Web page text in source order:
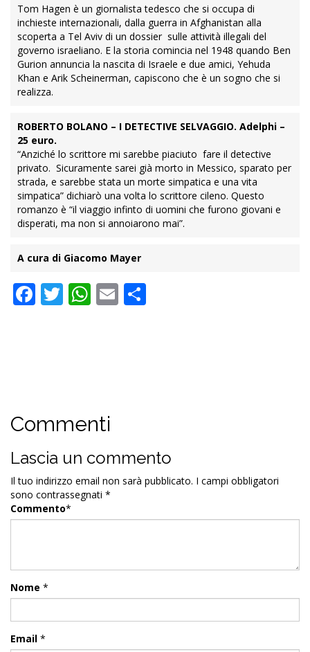
Tom Hagen è un giornalista tedesco che si occupa di
inchieste internazionali, dalla guerra in Afghanistan alla
scoperta a Tel Aviv di un dossier sulle attività illegali del
governo israeliano. E la storia comincia nel 1948 quando Ben
Gurion annuncia la nascita di Israele e due amici, Yehuda
Khan e Arik Scheinerman, capiscono che è un sogno che si
realizza.
ROBERTO BOLANO – I DETECTIVE SELVAGGIO. Adelphi –
25 euro.
“Anziché lo scrittore mi sarebbe piaciuto fare il detective
privato. Sicuramente sarei già morto in Messico, sparato per
strada, e sarebbe stata un morte simpatica e una vita
simpatica” dichiarò una volta lo scrittore cileno. Questo
romanzo è “il viaggio infinto di uomini che furono giovani e
disperati, ma non si annoiarono mai”.
A cura di Giacomo Mayer
Facebook
Twitter
WhatsApp
Email
Commenti
Lascia un commento
Il tuo indirizzo email non sarà pubblicato. I campi obbligatori
sono contrassegnati *
Commento*
Nome *
Email *